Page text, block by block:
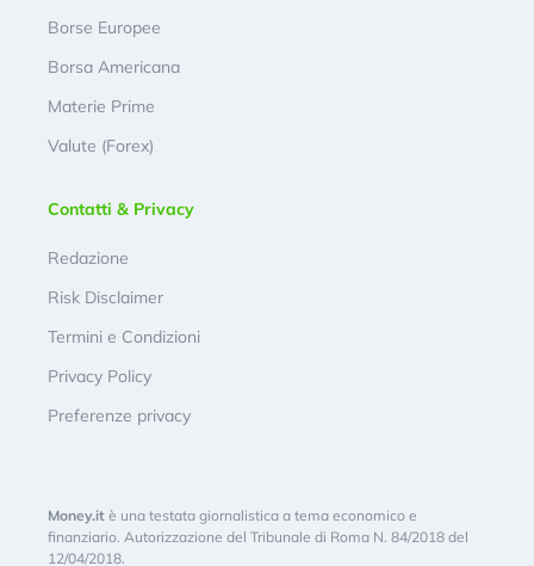
Borse Europee
Borsa Americana
Materie Prime
Valute (Forex)
Contatti & Privacy
Redazione
Risk Disclaimer
Termini e Condizioni
Privacy Policy
Preferenze privacy
Money.it è una testata giornalistica a tema economico e
finanziario. Autorizzazione del Tribunale di Roma N. 84/2018 del
12/04/2018.